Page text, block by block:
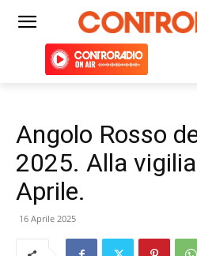
Angolo Rosso
2025. Alla
Aprile.
16 Aprile 2025